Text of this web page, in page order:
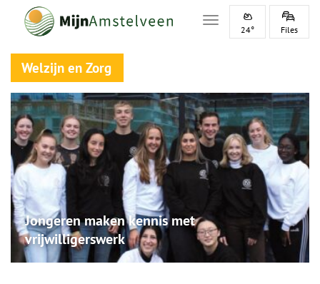
Toggle navigation
24° Files
Welzijn en Zorg
Jongeren maken kennis met
vrijwilligerswerk